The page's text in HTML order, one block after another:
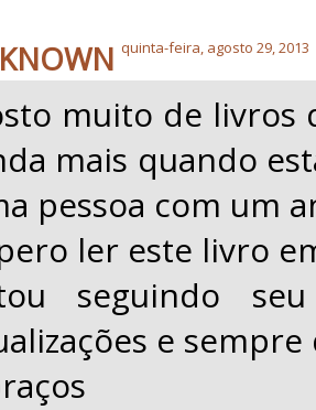
quinta-feira, agosto 29, 2013
muito de livros
mais quando
pessoa com um
ler este livro
seguindo
e